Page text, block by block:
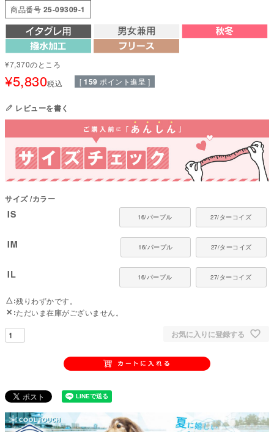
ドッグプレイ(R)は、元気に遊ぶ愛犬のために動きやすさと機能性を追求した
ウェアシリーズ。散歩やドッグラン、雪遊びやアウトドアでも汚れを気にせ
ず思いきり楽しめます。
お手入れも簡単で、毎日のケアがぐっとラクに。
雨の日・雨上がりのお散歩に。
4方向への優れたストレッチ性・撥水性・防風性・透湿性を兼ね備えた裏フ
雨でもお散歩がかかせない、寒くても元気に遊びたい子におすすめ。
表側は撥水、裏側は薄手のフリースで保温してくれます。
C0撥水加工で、リサイクルポリエステルとROICAポリウレタンを使用した
こだわりのサステナブル素材です。
●本体：STORMFLEECE BACK GRID(ポリエステル93%・ポリウレタン7%)
●日本製：MADE IN JAPAN
●厚さ(5段階)：3
●お洗濯について：手洗い又は、洗濯ネットを使用。当て布をして中温。フ
ァスナー・ボタン・面テープがある商品は、しっかり止めた状態で洗濯をし
弊社のラッシュガードは、川遊びの浅瀬・雪遊び・雨上がりの泥はね対策な
ど、日常のアウトドアシーンを想定して設計されています。
なお、水泳のように全身が濡れる状況では、生地が重くなりズレやすくなる
ため、泳ぐ用途での使用はおすすめしておりません。
国内の縫製工場と連携して、一つひとつ丁寧に仕上げています。心地よい着
対象犬種：
商品番号 25-09309-1
¥7,370のところ
¥5,830税込 [ 159 ポイント進呈 ]
レビューを書く
サイズ カラー
IS 16/パープル 27/ターコイズ
IM 16/パープル 27/ターコイズ
IL 16/パープル 27/ターコイズ
△ 残りわずかです。
✕ ただいま在庫がございません。
お気に入りに登録する